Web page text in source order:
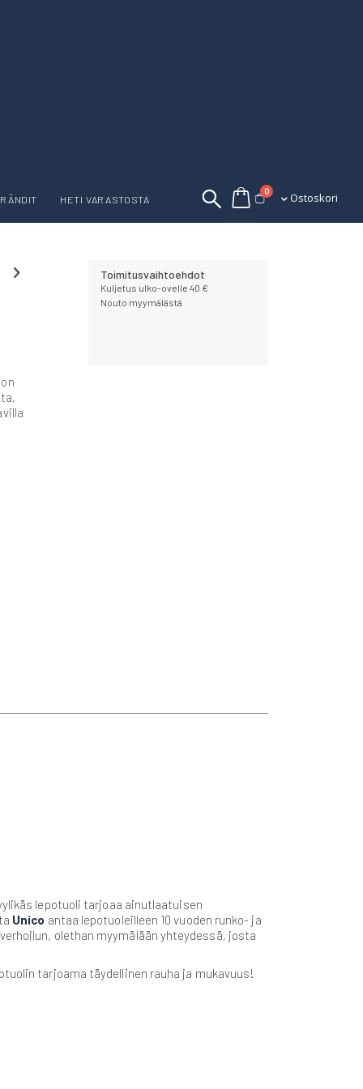
Ostoskori
0tuotettaOstoskori
HETI VARASTOSTA
Toimitusvaihtoehdot
Kuljetus ulko-ovelle 40 €
Nouto myymälästä
lepotuoli tarjoaa ainutlaatuisen
Unico antaa lepotuoleilleen 10 vuoden runko- ja
olethan myymälään yhteydessä, josta
tarjoama täydellinen rauha ja mukavuus!